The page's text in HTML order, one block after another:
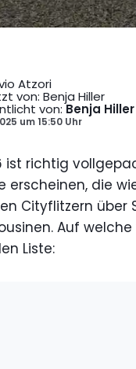
Atzori
von: Benja Hiller
von:Benja Hiller
um15:50 Uhr
ist richtig
erscheinen, die
Cityflitzern über
Auf
Liste: